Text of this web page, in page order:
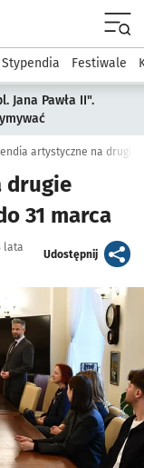
Kultura
Stypendia Festiwale
Jana Pawła II".
artystyczne na drugie
drugie
31 marca
lata
Udostępnijartykuł